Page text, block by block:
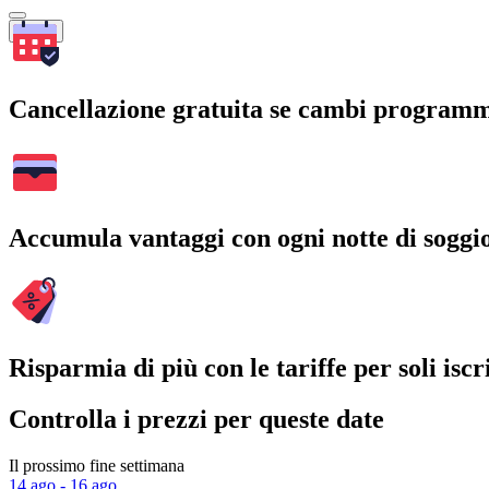
Cerca
Cancellazione gratuita se cambi
Accumula vantaggi con ogni notte di
Risparmia di più con le tariffe per soli
Controlla i prezzi per queste date
Il prossimo fine settimana